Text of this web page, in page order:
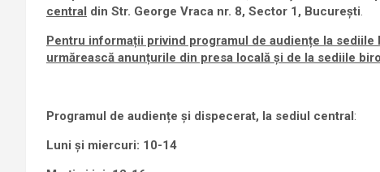
central din Str. George Vraca nr. 8, Sector 1, București.
Pentru informații privind programul de audiențe la sediile
urmărească anunțurile din presa locală și de la sediile
Programul de audiențe și dispecerat, la sediul central:
Luni și miercuri: 10-14